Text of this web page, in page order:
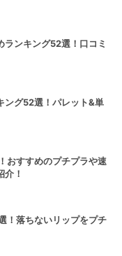
ランキング52選！口コミ
ング52選！パレット&単
おすすめのプチプラや速
！
！落ちないリップをプチ